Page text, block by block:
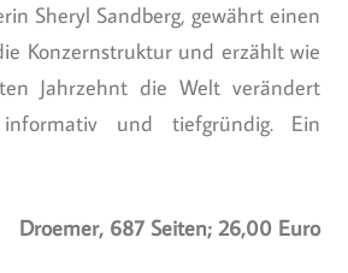
Sheryl Sandberg, gewährt einen
Konzernstruktur und erzählt wie
Jahrzehnt die Welt verändert
und tiefgründig. Ein
Droemer, 687 Seiten; 26,00 Euro